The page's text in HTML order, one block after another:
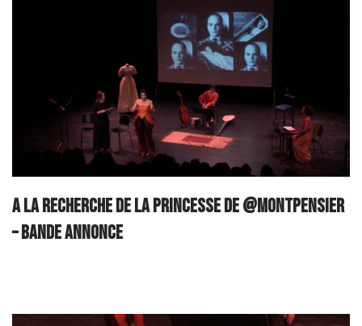
A la recherche de la Princesse de @Montpensier
– Bande annonce